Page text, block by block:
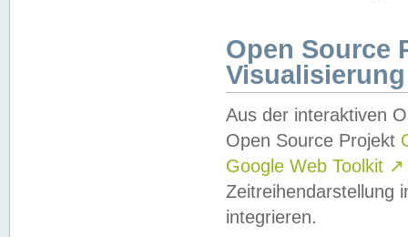
Open Source
Visualisierung
Aus der interaktiven
Open Source Projekt
Google Web Toolkit ↗
Zeitreihendarstellung
integrieren.